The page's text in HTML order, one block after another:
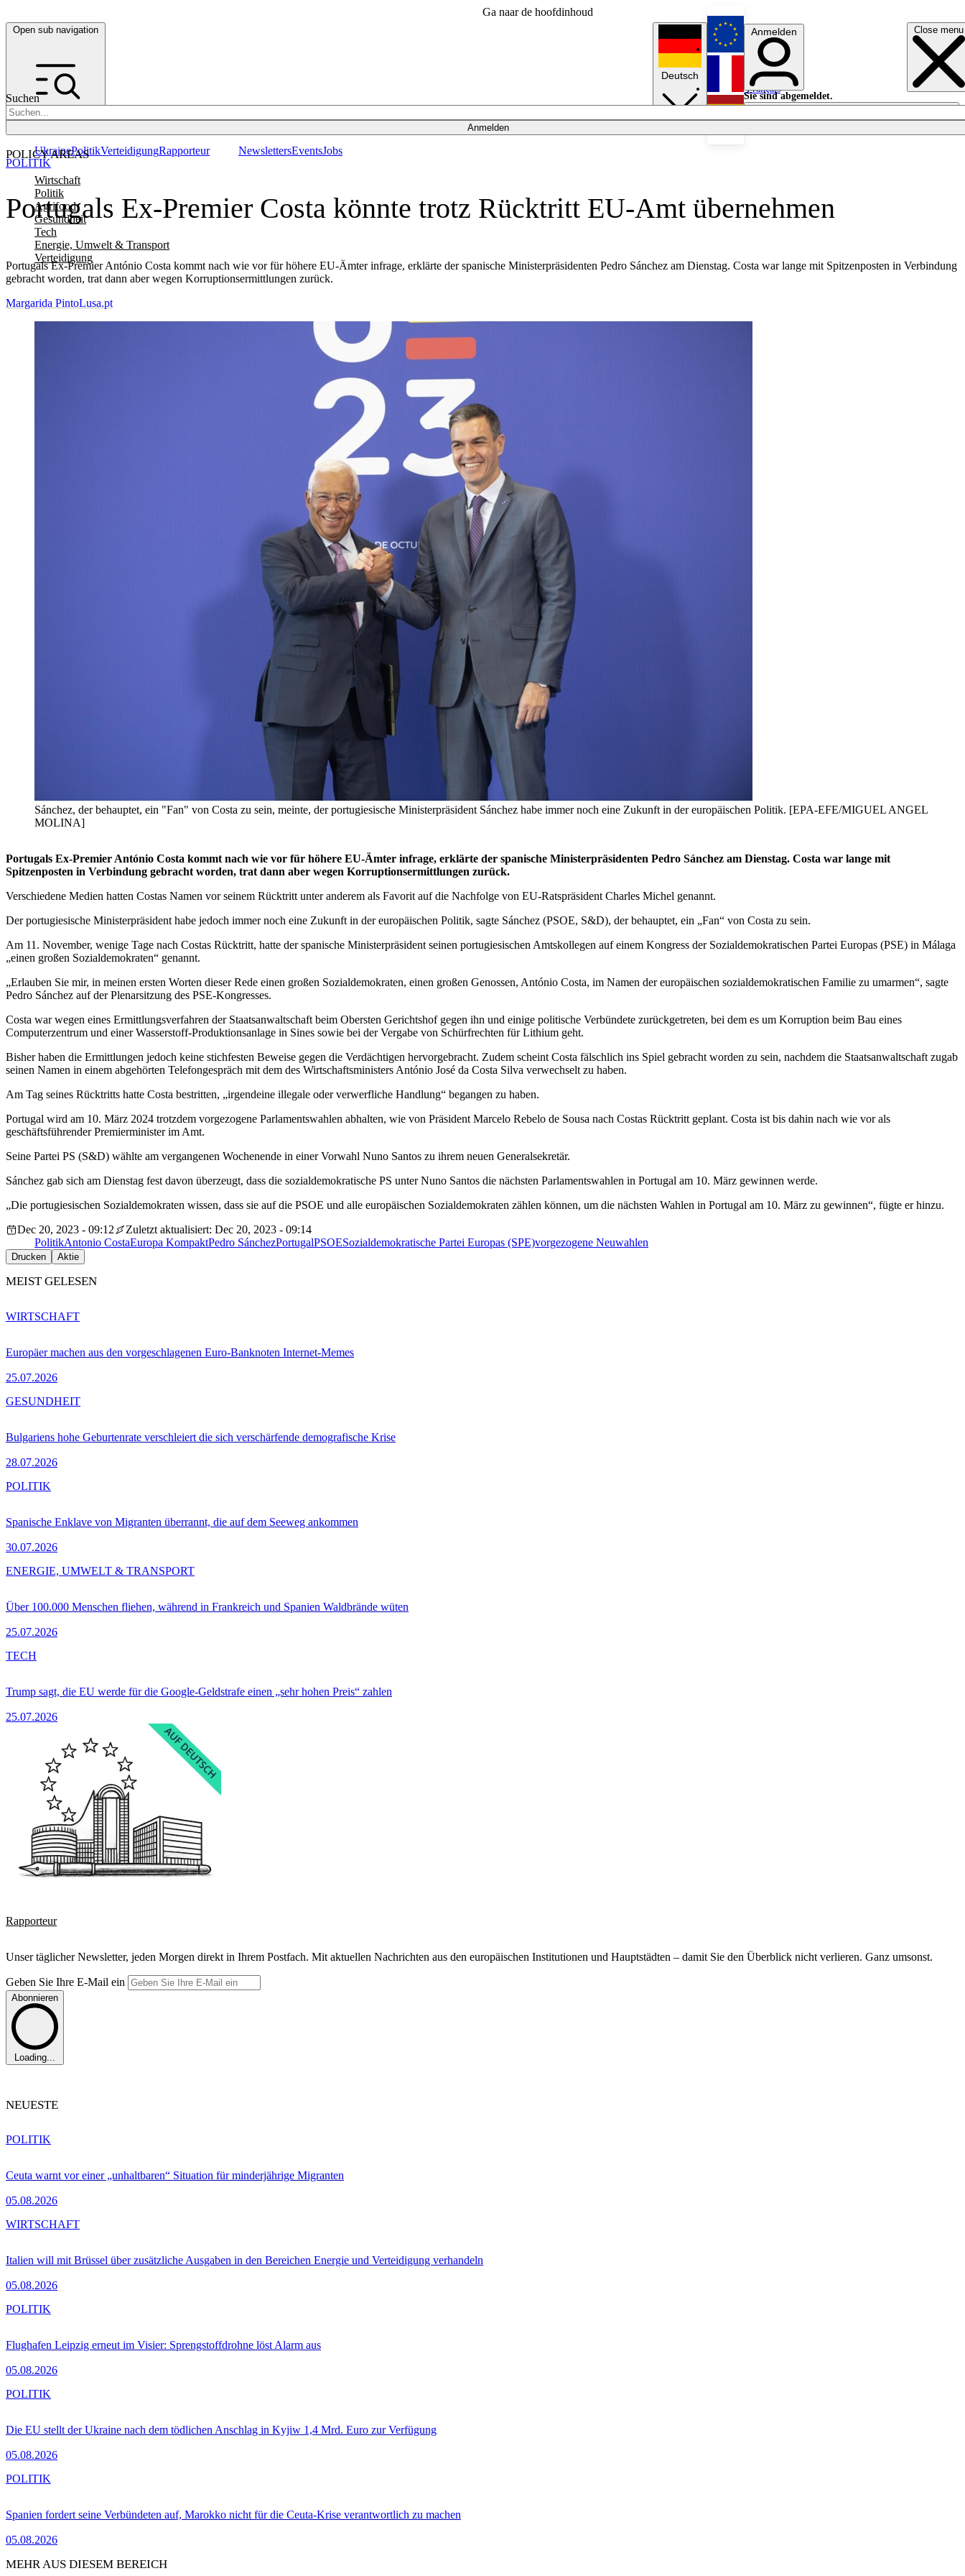
Ga naar de hoofdinhoud
Open sub navigation Close menu
Suchen
Anmelden
POLICY AREAS
Wirtschaft
Politik
Agrifood
Gesundheit
Tech
Energie, Umwelt & Transport
Verteidigung
UkrainePolitikVerteidigungRapporteur NewslettersEventsJobs
Deutsch
English
Français
Anmelden
Sie sind abgemeldet.
Anmelden
Licht aus
Portugals Ex-Premier Costa könnte trotz Rücktritt EU-Amt übernehmen
Portugals Ex-Premier António Costa kommt nach wie vor für höhere EU-Ämter infrage, erklärte der spanische Ministerpräsidenten Pedro Sánchez am Dienstag. Costa war lange mit Spitzenposten in Verbindung
gebracht worden, trat dann aber wegen Korruptionsermittlungen zurück.
POLITIK
Margarida PintoLusa.pt
Sánchez, der behauptet, ein "Fan" von Costa zu sein, meinte, der portugiesische Ministerpräsident Sánchez habe immer noch eine Zukunft in der europäischen Politik. [EPA-EFE/MIGUEL ANGEL
MOLINA]
Portugals Ex-Premier António Costa kommt nach wie vor für höhere EU-Ämter infrage, erklärte der spanische Ministerpräsidenten Pedro Sánchez am Dienstag. Costa war lange mit
Spitzenposten in Verbindung gebracht worden, trat dann aber wegen Korruptionsermittlungen zurück.
Verschiedene Medien hatten Costas Namen vor seinem Rücktritt unter anderem als Favorit auf die Nachfolge von EU-Ratspräsident Charles Michel genannt.
Der portugiesische Ministerpräsident habe jedoch immer noch eine Zukunft in der europäischen Politik, sagte Sánchez (PSOE, S&D), der behauptet, ein „Fan“ von Costa zu sein.
Am 11. November, wenige Tage nach Costas Rücktritt, hatte der spanische Ministerpräsident seinen portugiesischen Amtskollegen auf einem Kongress der Sozialdemokratischen Partei Europas (PSE) in Málaga
„einen großen Sozialdemokraten“ genannt.
„Erlauben Sie mir, in meinen ersten Worten dieser Rede einen großen Sozialdemokraten, einen großen Genossen, António Costa, im Namen der europäischen sozialdemokratischen Familie zu umarmen“, sagte
Pedro Sánchez auf der Plenarsitzung des PSE-Kongresses.
Costa war wegen eines Ermittlungsverfahren der Staatsanwaltschaft beim Obersten Gerichtshof gegen ihn und einige politische Verbündete zurückgetreten, bei dem es um Korruption beim Bau eines
Computerzentrum und einer Wasserstoff-Produktionsanlage in Sines sowie bei der Vergabe von Schürfrechten für Lithium geht.
Bisher haben die Ermittlungen jedoch keine stichfesten Beweise gegen die Verdächtigen hervorgebracht. Zudem scheint Costa fälschlich ins Spiel gebracht worden zu sein, nachdem die Staatsanwaltschaft zugab
seinen Namen in einem abgehörten Telefongespräch mit dem des Wirtschaftsministers António José da Costa Silva verwechselt zu haben.
Am Tag seines Rücktritts hatte Costa bestritten, „irgendeine illegale oder verwerfliche Handlung“ begangen zu haben.
Portugal wird am 10. März 2024 trotzdem vorgezogene Parlamentswahlen abhalten, wie von Präsident Marcelo Rebelo de Sousa nach Costas Rücktritt geplant. Costa ist bis dahin nach wie vor als
geschäftsführender Premierminister im Amt.
Seine Partei PS (S&D) wählte am vergangenen Wochenende in einer Vorwahl Nuno Santos zu ihrem neuen Generalsekretär.
Sánchez gab sich am Dienstag fest davon überzeugt, dass die sozialdemokratische PS unter Nuno Santos die nächsten Parlamentswahlen in Portugal am 10. März gewinnen werde.
„Die portugiesischen Sozialdemokraten wissen, dass sie auf die PSOE und alle europäischen Sozialdemokraten zählen können, um die nächsten Wahlen in Portugal am 10. März zu gewinnen“, fügte er hinzu.
Dec 20, 2023 - 09:12
Zuletzt aktualisiert: Dec 20, 2023 - 09:14
PolitikAntonio CostaEuropa KompaktPedro SánchezPortugalPSOESozialdemokratische Partei Europas (SPE)vorgezogene Neuwahlen
Drucken Aktie
MEIST GELESEN
Europäer machen aus den vorgeschlagenen Euro-Banknoten Internet-Memes
25.07.2026
WIRTSCHAFT
Bulgariens hohe Geburtenrate verschleiert die sich verschärfende demografische Krise
28.07.2026
GESUNDHEIT
Spanische Enklave von Migranten überrannt, die auf dem Seeweg ankommen
30.07.2026
POLITIK
Über 100.000 Menschen fliehen, während in Frankreich und Spanien Waldbrände wüten
25.07.2026
ENERGIE, UMWELT & TRANSPORT
Trump sagt, die EU werde für die Google-Geldstrafe einen „sehr hohen Preis“ zahlen
25.07.2026
TECH
Rapporteur
Unser täglicher Newsletter, jeden Morgen direkt in Ihrem Postfach. Mit aktuellen Nachrichten aus den europäischen Institutionen und Hauptstädten – damit Sie den Überblick nicht verlieren. Ganz umsonst.
Geben Sie Ihre E-Mail ein
Abonnieren
Loading...
NEUESTE
Ceuta warnt vor einer „unhaltbaren“ Situation für minderjährige Migranten
05.08.2026
POLITIK
Italien will mit Brüssel über zusätzliche Ausgaben in den Bereichen Energie und Verteidigung verhandeln
05.08.2026
WIRTSCHAFT
Flughafen Leipzig erneut im Visier: Sprengstoffdrohne löst Alarm aus
05.08.2026
POLITIK
Die EU stellt der Ukraine nach dem tödlichen Anschlag in Kyjiw 1,4 Mrd. Euro zur Verfügung
05.08.2026
POLITIK
Spanien fordert seine Verbündeten auf, Marokko nicht für die Ceuta-Krise verantwortlich zu machen
05.08.2026
POLITIK
MEHR AUS DIESEM BEREICH